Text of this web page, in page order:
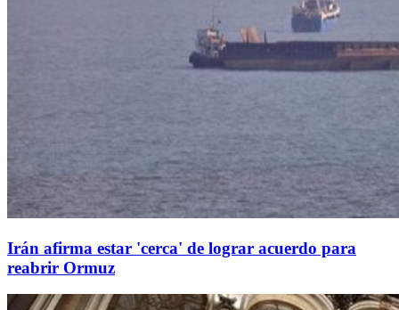
Irán afirma estar 'cerca' de lograr acuerdo para
reabrir Ormuz